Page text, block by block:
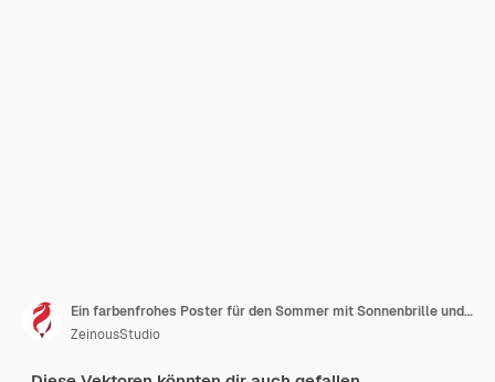
Ein farbenfrohes Poster für den Sommer mit Sonnenbrille und Limette auf der Unterseite.
ZeinousStudio